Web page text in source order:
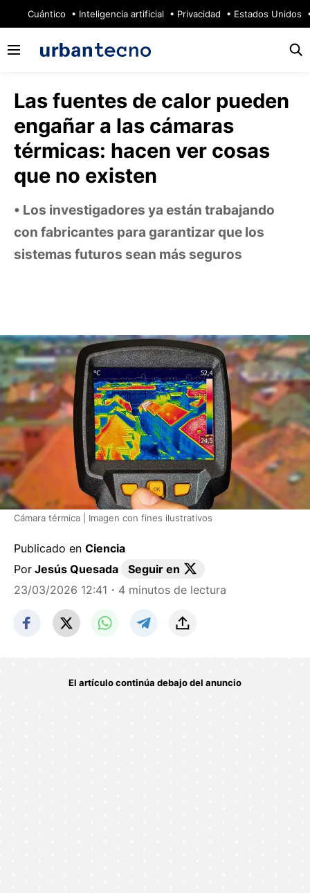
Cuántico Inteligencia artificial Privacidad Estados Unidos
Las fuentes de calor pueden
engañar a las cámaras
térmicas: hacen ver cosas
que no existen
Los investigadores ya están trabajando
con fabricantes para garantizar que los
sistemas futuros sean más seguros
Cámara térmica | Imagen con fines ilustrativos
Publicado en Ciencia
Por Jesús Quesada
Seguir en
23/03/2026 12:41 ・4 minutos de lectura